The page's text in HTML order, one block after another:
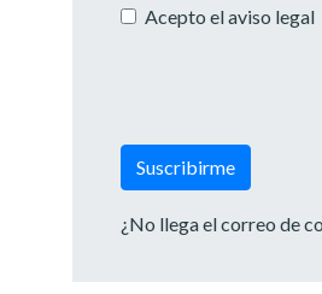
Acepto elaviso legal
¿No llega el correo de